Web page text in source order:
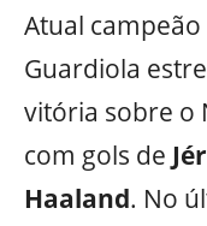
Atual
Guardiola
vitória sobre o
com gols de
Haaland. No